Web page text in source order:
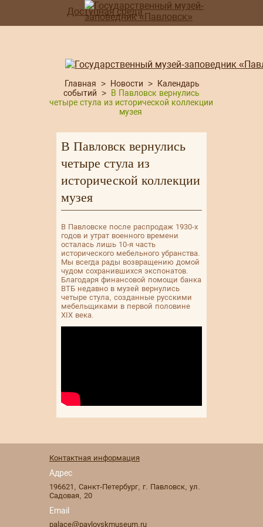
Доступная среда
Главная > Новости >
Календарь
событий >
В Павловск вернулись
четыре стула из исторической коллекции
музея
В Павловск вернулись
четыре стула из
исторической коллекции
музея
В Павловске после распродаж 1930-х
годов и утрат военного времени
осталась лишь 10-я часть
исторического мебельного убранства.
Мы всегда рады возвращению домой
чудом сохранившихся экспонатов.
Благодаря финансовой помощи банка
ВТБ недавно в музей вернулись
четыре стула, созданные русскими
мебельщиками в первой половине
XIX века.
Контактная информация
Адрес
196621 Санкт-Петербург, г. Павловск ул.
Садовая, 20
Email
palace@pavlovskmuseum.ru